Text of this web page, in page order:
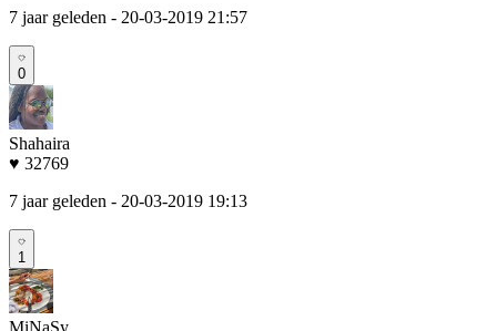
7 jaar geleden - 20-03-2019 21:57
0
Shahaira
♥ 32769
7 jaar geleden - 20-03-2019 19:13
1
MiNaSy